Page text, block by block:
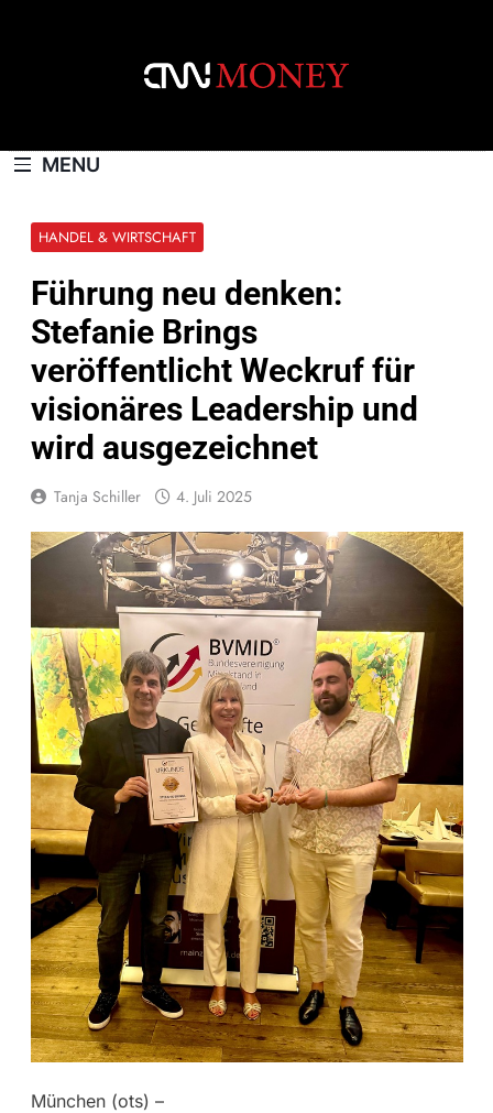
MENU
HANDEL & WIRTSCHAFT
Führung neu denken:
Stefanie Brings
veröffentlicht Weckruf für
visionäres Leadership und
wird ausgezeichnet
Tanja Schiller 4. Juli 2025
München (ots) –